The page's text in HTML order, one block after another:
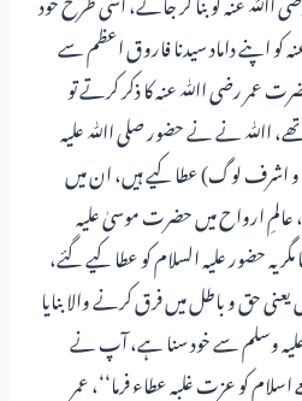
اپنے داماد سیدنا فاروق اعظم سے
رضی اﷲ عنہ کا ذکر کرتے تو
تھے، اﷲ نے نے حضور صلی اﷲ علیہ
و اشرف لوگ) عطا کیے ہیں، ان میں
عالمِ ارواح میں حضرت موسیٰ علیہ
یہ حضور علیہ السلام کو عطا کیے گئے،
حق و باطل میں فرق کرنے والا بنایا
وسلم سے خود سنا ہے، آپ نے
کو عزت غلبہ عطاء فرما‘‘، عمر